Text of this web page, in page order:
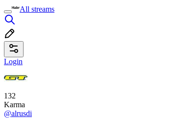
All streams
Login
132
Karma
@alrusdi